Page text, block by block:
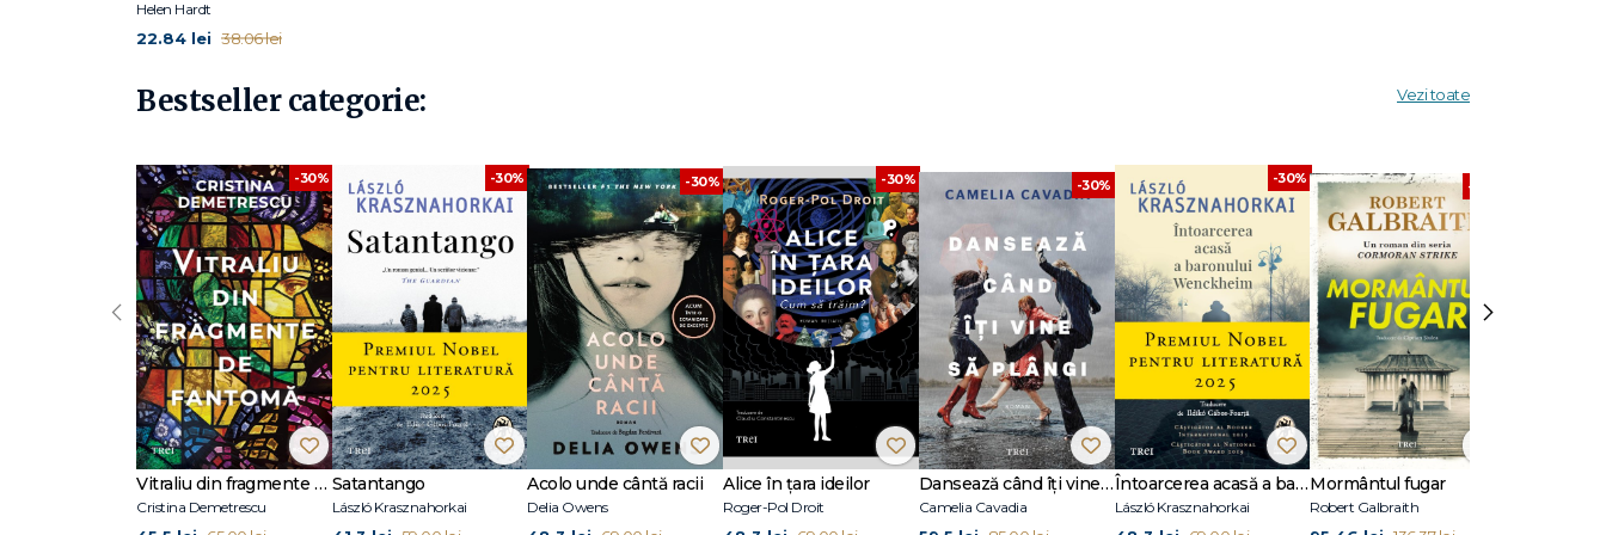
Helen Hardt
22.84 lei 38.06 lei
Bestseller categorie: Vezi toate
-30%
Vitraliu din fragmente de fantomă
Cristina Demetrescu
-30%
Satantango
László Krasznahorkai
-30%
Acolo unde cântă racii
Delia Owens
-30%
Alice în țara ideilor
Roger-Pol Droit
-30%
Dansează când îți vine să plângi
Camelia Cavadia
-30%
Întoarcerea acasă a baronului Wenckheim
László Krasznahorkai
-30%
Mormântul fugar
Robert Galbraith
‹ ›